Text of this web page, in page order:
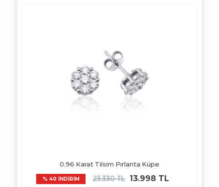
0.96 Karat Tilsim Pırlanta Küpe
% 40 İNDİRİM 23.330 TL 13.998 TL